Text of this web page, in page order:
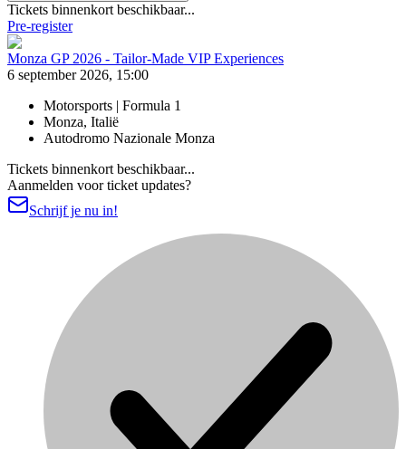
Tickets binnenkort beschikbaar...
Pre-register
Monza GP 2026 - Tailor-Made VIP Experiences
6 september 2026, 15:00
Motorsports | Formula 1
Monza, Italië
Autodromo Nazionale Monza
Tickets binnenkort beschikbaar...
Aanmelden voor ticket updates?
Schrijf je nu in!